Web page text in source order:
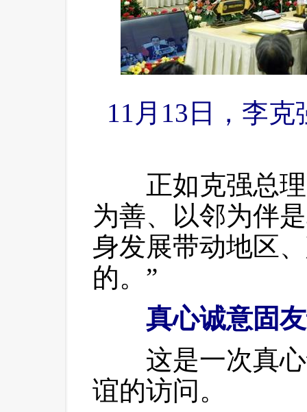
11月13日，李
正如克强总理
为善、以邻为伴
身发展带动地区
的。”
真心诚意固
这是一次真心
谊的访问。